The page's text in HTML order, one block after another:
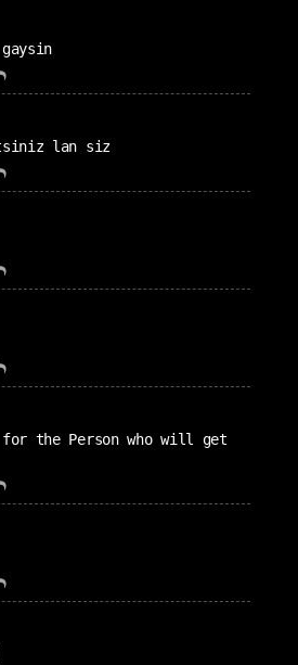
lan siz
the Person who will get